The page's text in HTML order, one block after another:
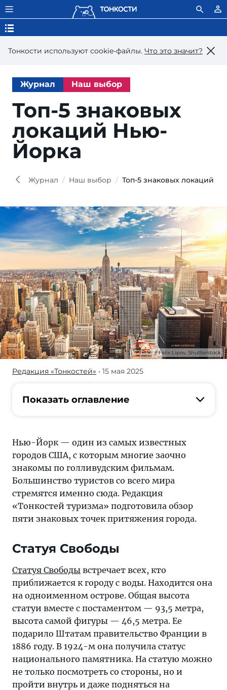
Тонкости используют сookie-файлы. Что это значит?
Журнал Наш выбор
Топ-5 знаковых
локаций Нью-
Йорка
Журнал Наш выбор Топ-5 знаковых локаций
Felix Lipov, Shutterstock
Нью-
самых
известных
городов
которым
по
голливудским
фильмам.
Большинство
туристов
со
всего
мира
стремятся
именно
сюда
Редакция «Тонкостей» • 15 мая 2025
Показать оглавление
Нью-Йорк — один из самых известных
городов США, с которым многие заочно
знакомы по голливудским фильмам.
Большинство туристов со всего мира
стремятся именно сюда. Редакция
«Тонкостей туризма» подготовила обзор
пяти знаковых точек притяжения города.
Статуя Свободы
Статуя Свободы встречает всех, кто
приближается к городу с воды. Находится она
на одноименном острове. Общая высота
статуи вместе с постаментом — 93,5 метра,
высота самой фигуры — 46,5 метра. Ее
подарило Штатам правительство Франции в
1886 году. В 1924-м она получила статус
национального памятника. На статую можно
не только посмотреть со стороны, но и
пройти внутрь и даже подняться на